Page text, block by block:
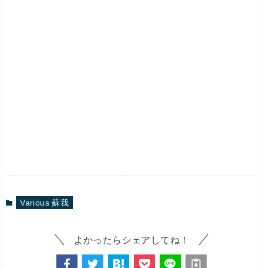
Various 蘇我
よかったらシェアしてね！